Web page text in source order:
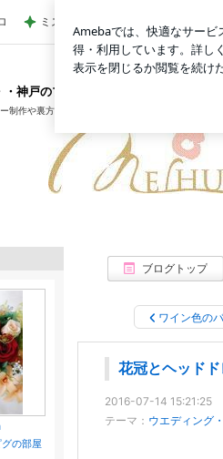
けら・・・神戸のプリザーブ
ミスタードーナツのコラボ商品
神戸のプリザーブドフラワー・フラワ
制作や裏方の仕事がのぞけるかも！？
ブログトップ
ワイン色の
花冠とヘッドド
2016-07-14 15:21:25
テーマ： ウエディング
グの部屋